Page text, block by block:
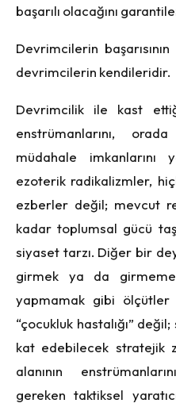
başarılı olacağını
Devrimcilerin
devrimcilerin kendileridir.
Devrimcilik ile kast
enstrümanlarını,
müdahale imkanlarını
ezoterik radikalizmler,
ezberler değil; mevcut
kadar toplumsal gücü
siyaset tarzı. Diğer bir
girmek ya da
yapmamak gibi ölçütler
“çocukluk hastalığı”
kat edebilecek stratejik
alanının
gereken taktiksel